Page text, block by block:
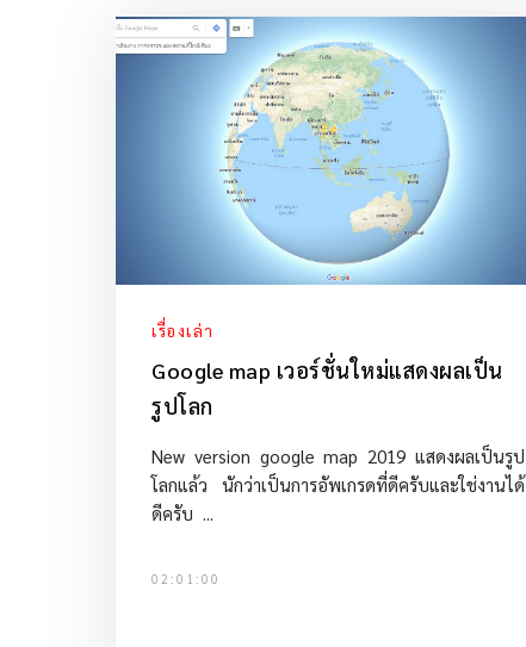
เรื่องเล่า
Google map เวอร์ชั่นใหม่แสดงผลเป็น
รูปโลก
New version google map 2019 แสดงผลเป็นรูป
โลกแล้ว นักว่าเป็นการอัพเกรดที่ดีครับและใช่งานได้
ดีครับ ...
02:01:00